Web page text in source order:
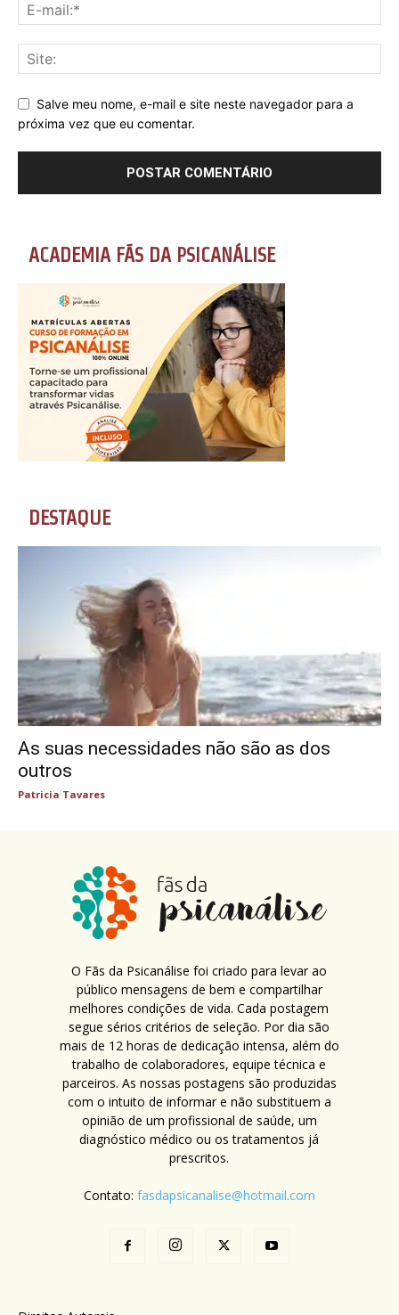
Salve meu nome, e-mail e site neste navegador para a
próxima vez que eu comentar.
ACADEMIA FÃS DA PSICANÁLISE
DESTAQUE
As suas necessidades não são as dos
outros
Patricia Tavares
O Fãs da Psicanálise foi criado para levar ao
público mensagens de bem e compartilhar
melhores condições de vida. Cada postagem
segue sérios critérios de seleção. Por dia são
mais de 12 horas de dedicação intensa, além do
trabalho de colaboradores, equipe técnica e
parceiros. As nossas postagens são produzidas
com o intuito de informar e não substituem a
opinião de um profissional de saúde, um
diagnóstico médico ou os tratamentos já
prescritos.
Contato: fasdapsicanalise@hotmail.com